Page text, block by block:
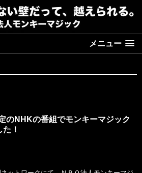
メニュー
のNHKの番組でモンキーマジック
！